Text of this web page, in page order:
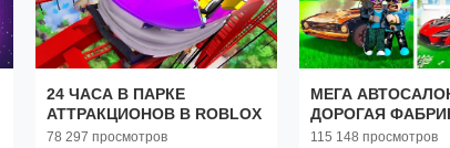
24 ЧАСА В ПАРКЕ
АТТРАКЦИОНОВ В ROBLOX
78 297 просмотров
МЕГА
ДОРОГАЯ
МАШИН В ROBLOX
115 148 просмотров